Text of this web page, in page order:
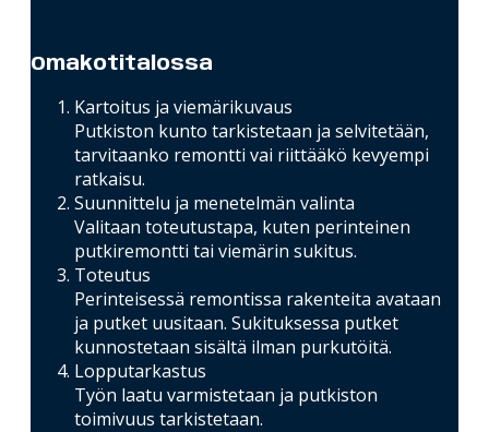
Omakotitalossa
Kartoitus ja viemärikuvaus
Putkiston kunto tarkistetaan ja selvitetään,
tarvitaanko remontti vai riittääkö kevyempi
ratkaisu.
Suunnittelu ja menetelmän valinta
Valitaan toteutustapa, kuten perinteinen
putkiremontti tai viemärin sukitus.
Toteutus
Perinteisessä remontissa rakenteita avataan
ja putket uusitaan. Sukituksessa putket
kunnostetaan sisältä ilman purkutöitä.
Lopputarkastus
Työn laatu varmistetaan ja putkiston
toimivuus tarkistetaan.